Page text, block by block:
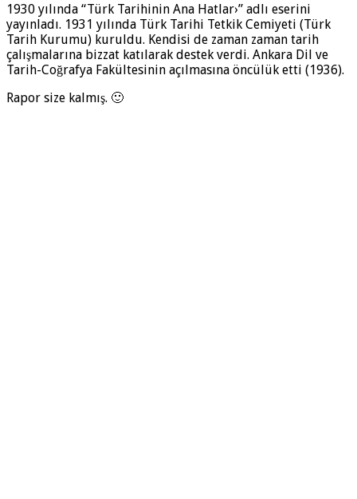
1930 yılında “Türk Tarihinin Ana Hatlar›” adlı eserini
yayınladı. 1931 yılında Türk Tarihi Tetkik Cemiyeti (Türk
Tarih Kurumu) kuruldu. Kendisi de zaman zaman tarih
çalışmalarına bizzat katılarak destek verdi. Ankara Dil ve
Tarih-Coğrafya Fakültesinin açılmasına öncülük etti (1936).
Rapor size kalmış. 🙂